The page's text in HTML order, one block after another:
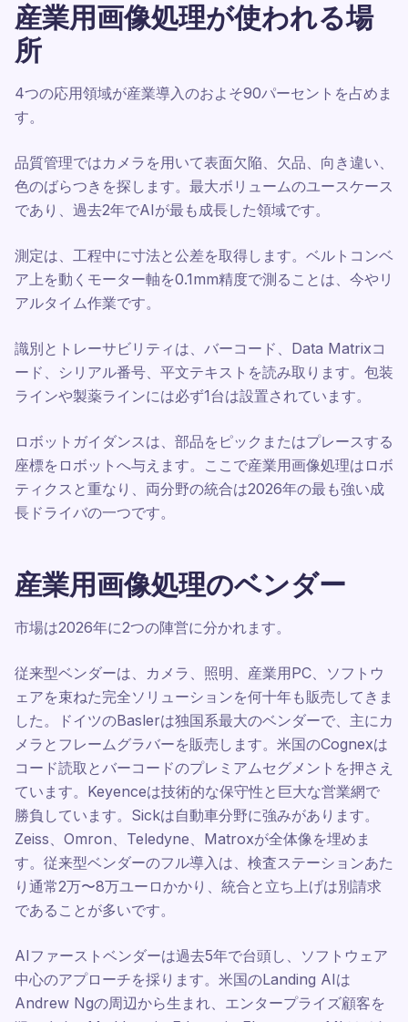
産業用画像処理が使われる場
所
4つの応用領域が産業導入のおよそ90パーセントを占めま
す。
品質管理ではカメラを用いて表面欠陥、欠品、向き違い、
色のばらつきを探します。最大ボリュームのユースケース
であり、過去2年でAIが最も成長した領域です。
測定は、工程中に寸法と公差を取得します。ベルトコンベ
ア上を動くモーター軸を0.1mm精度で測ることは、今やリ
アルタイム作業です。
識別とトレーサビリティは、バーコード、Data Matrixコ
ード、シリアル番号、平文テキストを読み取ります。包装
ラインや製薬ラインには必ず1台は設置されています。
ロボットガイダンスは、部品をピックまたはプレースする
座標をロボットへ与えます。ここで産業用画像処理はロボ
ティクスと重なり、両分野の統合は2026年の最も強い成
長ドライバの一つです。
産業用画像処理のベンダー
市場は2026年に2つの陣営に分かれます。
従来型ベンダーは、カメラ、照明、産業用PC、ソフトウ
ェアを束ねた完全ソリューションを何十年も販売してきま
した。ドイツのBaslerは独国系最大のベンダーで、主にカ
メラとフレームグラバーを販売します。米国のCognexは
コード読取とバーコードのプレミアムセグメントを押さえ
ています。Keyenceは技術的な保守性と巨大な営業網で
勝負しています。Sickは自動車分野に強みがあります。
Zeiss、Omron、Teledyne、Matroxが全体像を埋めま
す。従来型ベンダーのフル導入は、検査ステーションあた
り通常2万〜8万ユーロかかり、統合と立ち上げは別請求
であることが多いです。
AIファーストベンダーは過去5年で台頭し、ソフトウェア
中心のアプローチを採ります。米国のLanding AIは
Andrew Ngの周辺から生まれ、エンタープライズ顧客を